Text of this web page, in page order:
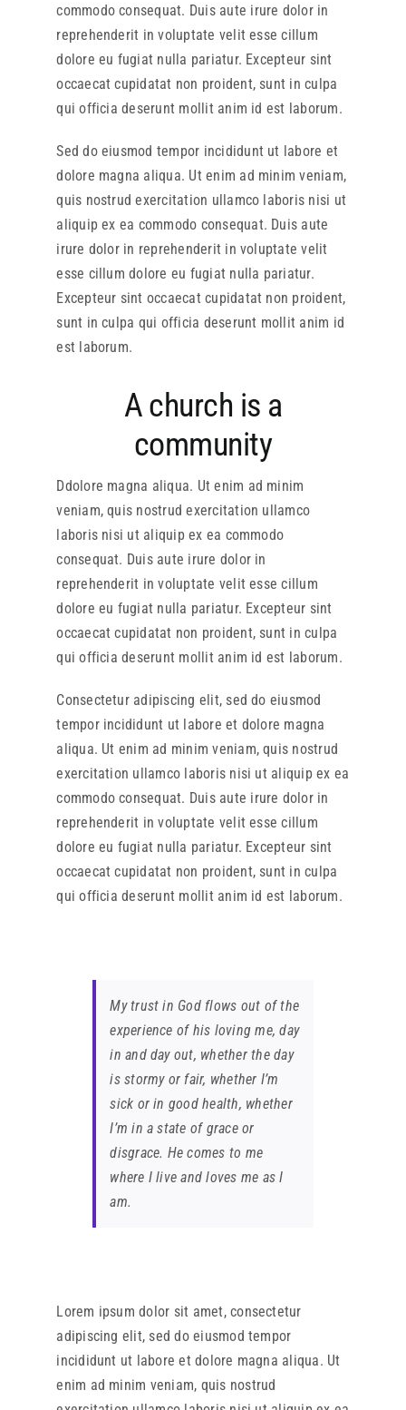
commodo consequat. Duis aute irure dolor in
reprehenderit in voluptate velit esse cillum
dolore eu fugiat nulla pariatur. Excepteur sint
occaecat cupidatat non proident, sunt in culpa
qui officia deserunt mollit anim id est laborum.
Sed do eiusmod tempor incididunt ut labore et
dolore magna aliqua. Ut enim ad minim veniam,
quis nostrud exercitation ullamco laboris nisi ut
aliquip ex ea commodo consequat. Duis aute
irure dolor in reprehenderit in voluptate velit
esse cillum dolore eu fugiat nulla pariatur.
Excepteur sint occaecat cupidatat non proident,
sunt in culpa qui officia deserunt mollit anim id
est laborum.
A church is a
community
Ddolore magna aliqua. Ut enim ad minim
veniam, quis nostrud exercitation ullamco
laboris nisi ut aliquip ex ea commodo
consequat. Duis aute irure dolor in
reprehenderit in voluptate velit esse cillum
dolore eu fugiat nulla pariatur. Excepteur sint
occaecat cupidatat non proident, sunt in culpa
qui officia deserunt mollit anim id est laborum.
Consectetur adipiscing elit, sed do eiusmod
tempor incididunt ut labore et dolore magna
aliqua. Ut enim ad minim veniam, quis nostrud
exercitation ullamco laboris nisi ut aliquip ex ea
commodo consequat. Duis aute irure dolor in
reprehenderit in voluptate velit esse cillum
dolore eu fugiat nulla pariatur. Excepteur sint
occaecat cupidatat non proident, sunt in culpa
qui officia deserunt mollit anim id est laborum.
My trust in God flows out of the
experience of his loving me, day
in and day out, whether the day
is stormy or fair, whether I’m
sick or in good health, whether
I’m in a state of grace or
disgrace. He comes to me
where I live and loves me as I
am.
Lorem ipsum dolor sit amet, consectetur
adipiscing elit, sed do eiusmod tempor
incididunt ut labore et dolore magna aliqua. Ut
enim ad minim veniam, quis nostrud